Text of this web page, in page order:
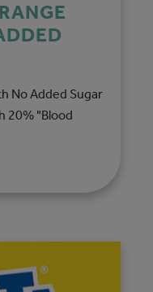
No Added Sugar
20% "Blood